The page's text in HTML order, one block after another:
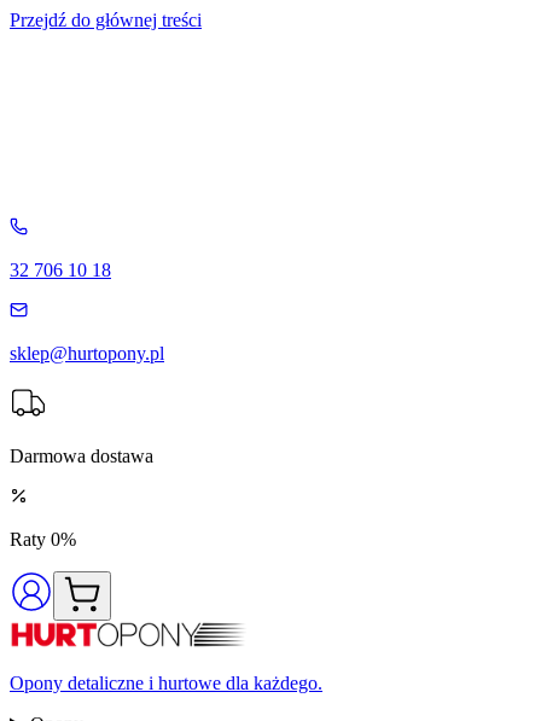
Przejdź do głównej treści
32 706 10 18
sklep@hurtopony.pl
Darmowa dostawa
Raty 0%
Opony detaliczne i hurtowe dla każdego.